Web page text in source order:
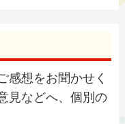
感想をお聞かせく
見などへ、個別の